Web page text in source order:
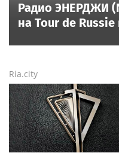
Радио ЭНЕРДЖИ
на Tour de Russie
Ria.city